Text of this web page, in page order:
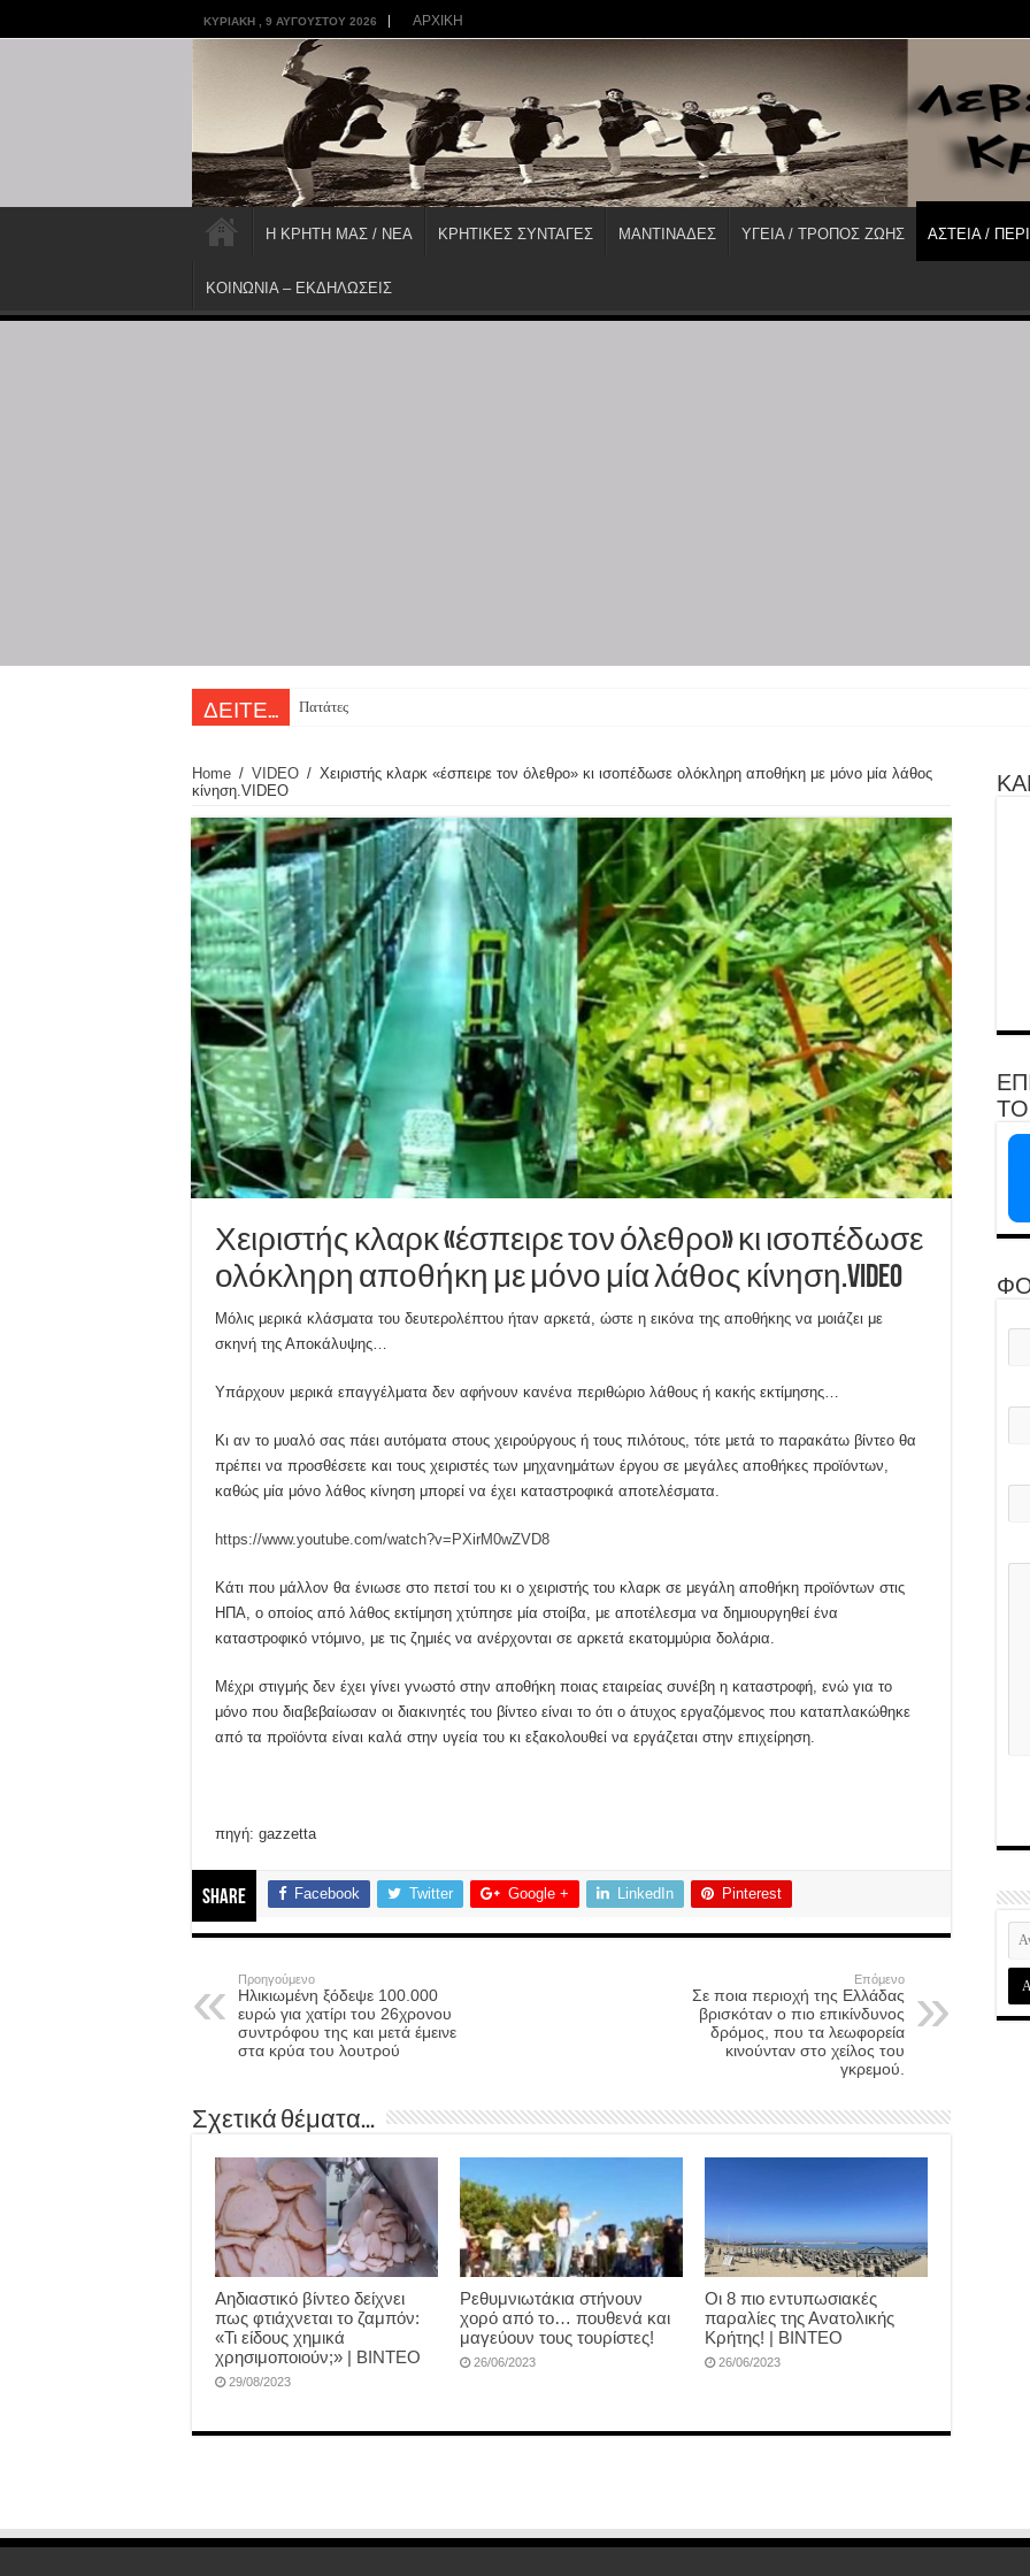
ΚΥΡΙΑΚΉ , 9 ΑΥΓΟΎΣΤΟΥ 2026 ΑΡΧΙΚΗ
Η ΚΡΗΤΗ ΜΑΣ / ΝΕΑ ΚΡΗΤΙΚΕΣ ΣΥΝΤΑΓΕΣ ΜΑΝΤΙΝΑΔΕΣ ΥΓΕΙΑ / ΤΡΟΠΟΣ ΖΩΗΣ ΑΣΤΕΙΑ /
ΚΟΙΝΩΝΙΑ – ΕΚΔΗΛΩΣΕΙΣ
ΔΕΙΤΕ... Πατάτες τηγανητές, όπως τις φτιάχνουν στην
Home / VIDEO / Χειριστής κλαρκ «έσπειρε τον όλεθρο» κι ισοπέδωσε ολόκληρη αποθήκη με μόνο μία λάθος
κίνηση.VIDEO
Χειριστής κλαρκ «έσπειρε τον όλεθρο» κι ισοπέδωσε
ολόκληρη αποθήκη με μόνο μία λάθος κίνηση.VIDEO
Μόλις μερικά κλάσματα του δευτερολέπτου ήταν αρκετά, ώστε η εικόνα της αποθήκης να μοιάζει με
σκηνή της Αποκάλυψης…
Υπάρχουν μερικά επαγγέλματα δεν αφήνουν κανένα περιθώριο λάθους ή κακής εκτίμησης…
Κι αν το μυαλό σας πάει αυτόματα στους χειρούργους ή τους πιλότους, τότε μετά το παρακάτω βίντεο θα
πρέπει να προσθέσετε και τους χειριστές των μηχανημάτων έργου σε μεγάλες αποθήκες προϊόντων,
καθώς μία μόνο λάθος κίνηση μπορεί να έχει καταστροφικά αποτελέσματα.
https://www.youtube.com/watch?v=PXirM0wZVD8
Κάτι που μάλλον θα ένιωσε στο πετσί του κι ο χειριστής του κλαρκ σε μεγάλη αποθήκη προϊόντων στις
ΗΠΑ, ο οποίος από λάθος εκτίμηση χτύπησε μία στοίβα, με αποτέλεσμα να δημιουργηθεί ένα
καταστροφικό ντόμινο, με τις ζημιές να ανέρχονται σε αρκετά εκατομμύρια δολάρια.
Μέχρι στιγμής δεν έχει γίνει γνωστό στην αποθήκη ποιας εταιρείας συνέβη η καταστροφή, ενώ για το
μόνο που διαβεβαίωσαν οι διακινητές του βίντεο είναι το ότι ο άτυχος εργαζόμενος που καταπλακώθηκε
από τα προϊόντα είναι καλά στην υγεία του κι εξακολουθεί να εργάζεται στην επιχείρηση.
πηγή: gazzetta
Share Facebook Twitter Google + LinkedIn Pinterest
Προηγούμενο
Ηλικιωμένη ξόδεψε 100.000
ευρώ για χατίρι του 26χρονου
συντρόφου της και μετά έμεινε
στα κρύα του λουτρού
Επόμενο
Σε ποια περιοχή της Ελλάδας
βρισκόταν ο πιο επικίνδυνος
δρόμος, που τα λεωφορεία
κινούνταν στο χείλος του
γκρεμού.
Σχετικά θέματα...
Αηδιαστικό βίντεο δείχνει
πως φτιάχνεται το ζαμπόν:
«Τι είδους χημικά
χρησιμοποιούν;» | BINTEO
29/08/2023
Ρεθυμνιωτάκια στήνουν
χορό από το… πουθενά και
μαγεύουν τους τουρίστες!
26/06/2023
Οι 8 πιο εντυπωσιακές
παραλίες της Ανατολικής
Κρήτης! | ΒΙΝΤΕΟ
26/06/2023
ΤΟ